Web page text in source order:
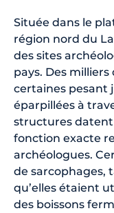
Située dans le
région nord du
des sites
pays. Des
certaines pesant
éparpillées à
structures datent
fonction exacte
archéologues.
de sarcophages,
qu’elles étaient
des boissons